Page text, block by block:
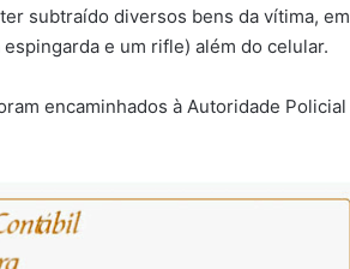
subtraído diversos bens da vítima, em
e um rifle) além do celular.
encaminhados à Autoridade Policial